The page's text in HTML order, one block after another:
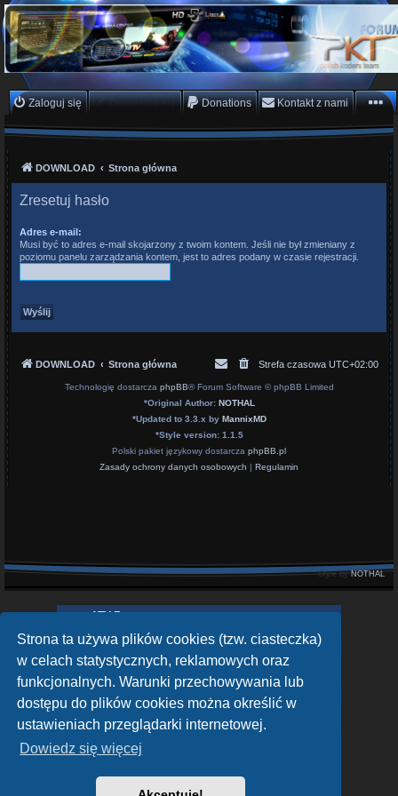
Strona ta używa plików cookies (tzw. ciasteczka)
w celach statystycznych, reklamowych oraz
funkcjonalnych. Warunki przechowywania lub
dostępu do plików cookies można określić w
ustawieniach przeglądarki internetowej.
Dowiedz się więcej
PKTeam - Polish Koders
Team
Hyperion, Enigma, E2, PKT, listy kanałów, oscam
Zaloguj się Zarejestruj się Donations Kontakt z nami
DOWNLOAD Strona główna
Zresetuj hasło
Adres e-mail:
Musi być to adres e-mail skojarzony z twoim kontem. Jeśli nie był zmieniany z
poziomu panelu zarządzania kontem, jest to adres podany w czasie rejestracji.
DOWNLOAD Strona główna Strefa czasowa UTC+02:00
Technologię dostarcza phpBB® Forum Software © phpBB Limited
*Original Author: NOTHAL
*Updated to 3.3.x by MannixMD
*Style version: 1.1.5
Polski pakiet językowy dostarcza phpBB.pl
Zasady ochrony danych osobowych | Regulamin
Style byNOTHAL
openATV Forum
https://www.opena.tv/
OpenPLi - Open Source Set-Top Box Software
https://openpli.org
sat-4-all.com
https://sat-4-all.com